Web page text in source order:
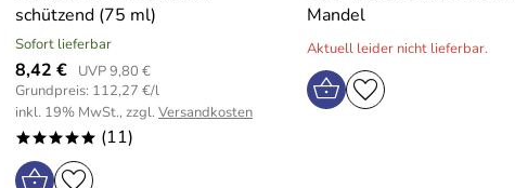
schützend (75 ml)
Sofort lieferbar
8,42 €
UVP 9,80 €
Grundpreis: 112,27 €/l
inkl. 19% MwSt., zzgl. Versandkosten
***** (11)
Mandel
Aktuell leider nicht lieferbar.